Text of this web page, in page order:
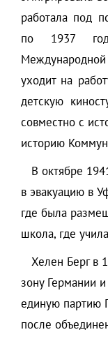
работала под
по 1937
уходит на
детскую
совместно с
историю
В октябре
в эвакуацию в
где была
школа, где
Хелен Берг в
зону Германии
единую партию
после